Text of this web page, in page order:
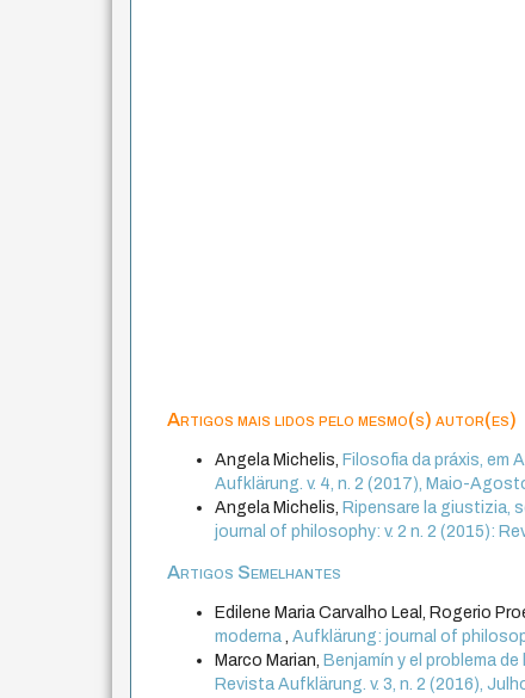
Artigos mais lidos pelo mesmo(s) autor(es)
Angela Michelis, Filosofia da práxis, em
Aufklärung. v. 4, n. 2 (2017), Maio-
Angela Michelis, Ripensare la giustizia,
journal of philosophy: v. 2 n. 2 (2015):
Artigos Semelhantes
Edilene Maria Carvalho Leal, Rogerio
moderna,Aufklärung: journal of
Marco Marian, Benjamín y el problema
Revista Aufklärung. v. 3, n. 2 (2016),